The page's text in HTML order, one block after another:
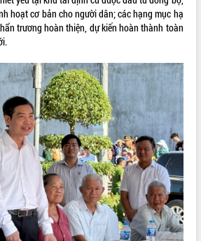
phí
kỳ
Việt
nhiệm
hoạt cơ bản cho người dân; các hạng mục hạ
trương hoàn thiện, dự kiến hoàn thành toàn